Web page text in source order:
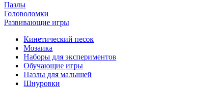
Пазлы
Головоломки
Развивающие игры
Кинетический песок
Мозаика
Наборы для экспериментов
Обучающие игры
Пазлы для малышей
Шнуровки